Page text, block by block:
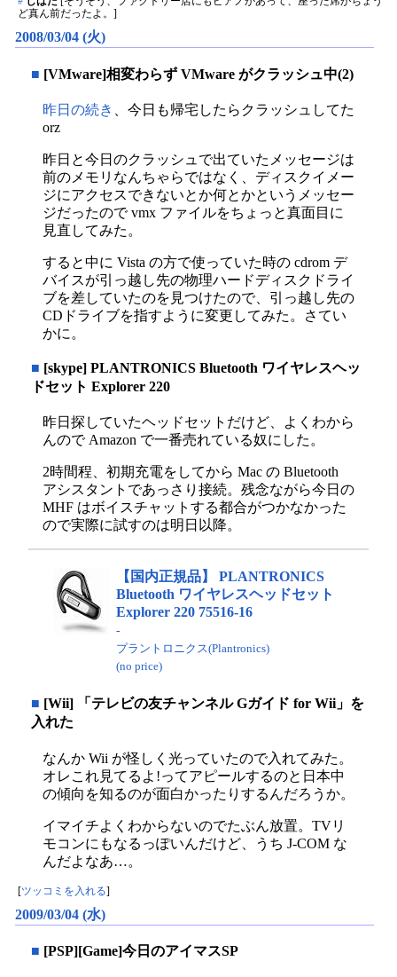
ど真ん前だったよ。]
2008/03/04 (火)
■ [VMware]相変わらず VMware がクラッシュ中(2)
昨日の続き
、今日も帰宅したらクラッシュしてた
orz
昨日と今日のクラッシュで出ていたメッセージは
前のメモリなんちゃらではなく、ディスクイメー
ジにアクセスできないとか何とかというメッセー
ジだったので vmx ファイルをちょっと真面目に
見直してみた。
すると中に Vista の方で使っていた時の cdrom デ
バイスが引っ越し先の物理ハードディスクドライ
ブを差していたのを見つけたので、引っ越し先の
CDドライブを指すように変更してみた。さてい
かに。
■ [skype] PLANTRONICS Bluetooth ワイヤレスヘッ
ドセット Explorer 220
昨日探していたヘッドセットだけど、よくわから
んので Amazon で一番売れている奴にした。
2時間程、初期充電をしてから Mac の Bluetooth
アシスタントであっさり接続。残念ながら今日の
MHF はボイスチャットする都合がつかなかった
ので実際に試すのは明日以降。
【国内正規品】 PLANTRONICS
Bluetooth ワイヤレスヘッドセット
Explorer 220 75516-16
-
プラントロニクス(Plantronics)
(no price)
■ [Wii] 「テレビの友チャンネル Gガイド for Wii」を
入れた
なんか Wii が怪しく光っていたので入れてみた。
オレこれ見てるよ!ってアピールするのと日本中
の傾向を知るのが面白かったりするんだろうか。
イマイチよくわからないのでたぶん放置。TVリ
モコンにもなるっぽいんだけど、うち J-COM な
んだよなあ…。
[ツッコミを入れる]
2009/03/04 (水)
■ [PSP][Game]今日のアイマスSP